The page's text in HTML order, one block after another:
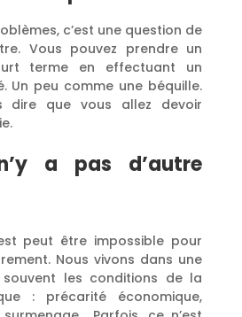
c’est une question de
Vous pouvez prendre un
terme en effectuant un
Un peu comme une béquille.
dire que vous allez devoir
a pas d’autre
peut être impossible pour
Nous vivons dans une
les conditions de la
: précarité économique,